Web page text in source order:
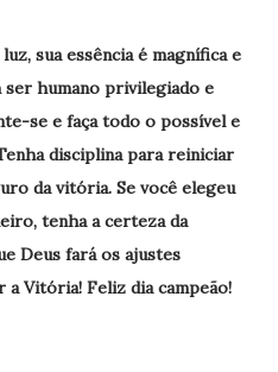
sua essência é magnífica e
ser humano privilegiado e
se e faça todo o possível e
disciplina para reiniciar
da vitória. Se você elegeu
tenha a certeza da
Deus fará os ajustes
Vitória! Feliz dia campeão!